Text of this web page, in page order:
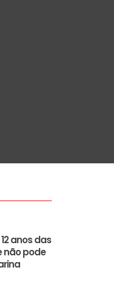
anos das
não pode